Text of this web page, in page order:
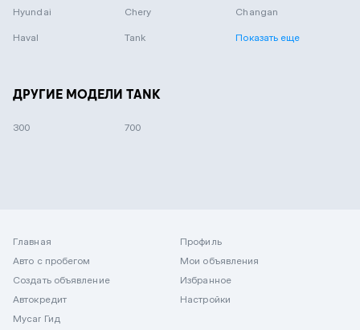
Hyundai Chery Changan
Haval Tank Показать еще
ДРУГИЕ МОДЕЛИ TANK
300 700
Главная
Авто с пробегом
Создать объявление
Автокредит
Mycar Гид
Профиль
Мои объявления
Избранное
Настройки